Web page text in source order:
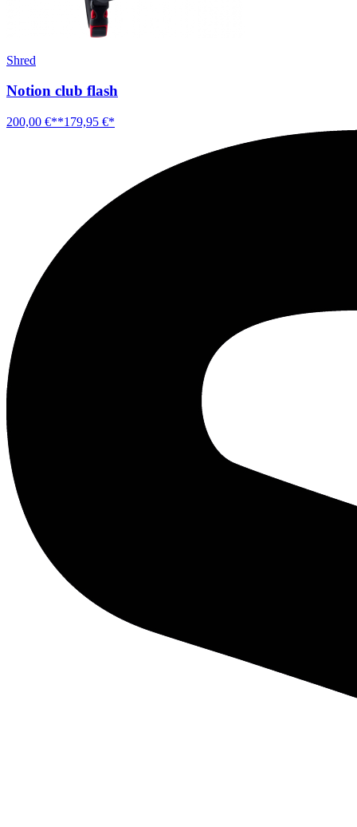
Shred
Notion club flash
200,00 €**179,95 €*